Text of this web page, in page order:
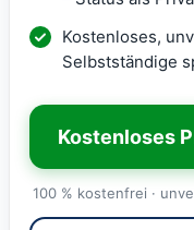
Kostenloses,
Selbstständige
Kostenloses
100 % kostenfrei ·